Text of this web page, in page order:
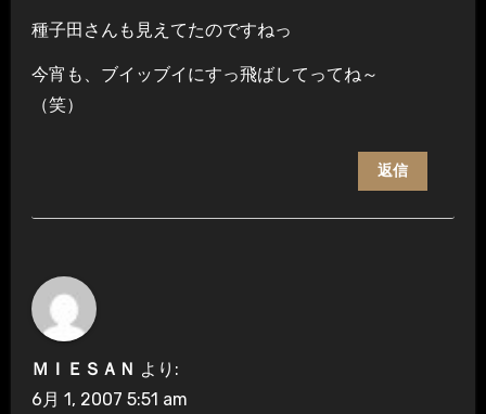
種子田さんも見えてたのですねっ
今宵も、ブイッブイにすっ飛ばしてってね～
（笑）
返信
ＭＩＥＳＡＮ より:
6月 1, 2007 5:51 am